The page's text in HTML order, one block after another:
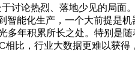
讨论热烈、落地少见的局
能化生产，一个大前提是
年积累所长之处。特别是
比，行业大数据更难以获